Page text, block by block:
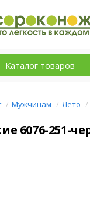
Каталог товаров
Мужчинам Лето
6076-251-